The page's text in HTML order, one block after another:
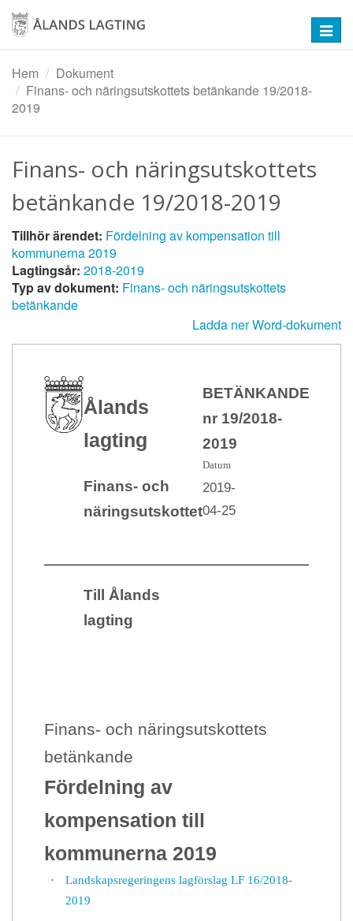
Hoppa
huvudinnehåll
Hem
Dokument
Finans- och näringsutskottets betänkande 19/2018-
2019
Finans- och näringsutskottets
betänkande 19/2018-2019
Tillhör ärendet: Fördelning av kompensation till
kommunerna 2019
Lagtingsår: 2018-2019
Typ av dokument: Finans- och näringsutskottets
betänkande
Ladda ner Word-dokument
Ålands
lagting
BETÄNKANDE
nr 19/2018-
2019
Datum
Finans- och
näringsutskottet
2019-
04-25
Till Ålands
lagting
Finans- och näringsutskottets
betänkande
Fördelning av
kompensation till
kommunerna 2019
·
Landskapsregeringens lagförslag LF 16/2018-
2019